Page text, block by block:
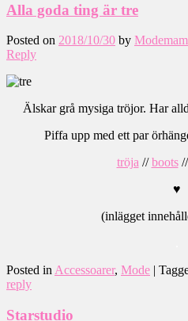
Alla goda ting är tre
Posted on 2018/10/30 by
Reply
Älskar grå mysiga tröjor. Har
Piffa upp med ett par
tröja //boots//
♥
(inlägget
Posted in Accessoarer, Mode |
reply
Starstudio